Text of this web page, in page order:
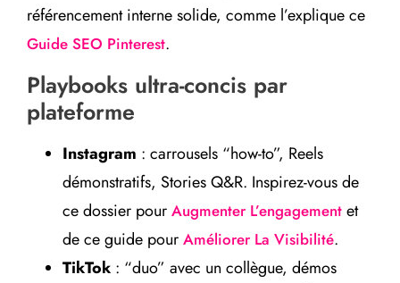
référencement interne solide, comme l’explique ce
Guide SEO Pinterest.
Playbooks ultra-concis par
plateforme
Instagram : carrousels “how-to”, Reels
démonstratifs, Stories Q&R. Inspirez-vous de
ce dossier pour Augmenter L’engagement et
de ce guide pour Améliorer La Visibilité.
TikTok : “duo” avec un collègue, démos